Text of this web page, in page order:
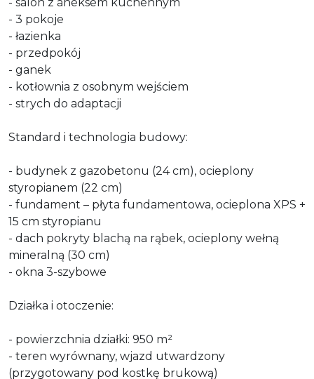
- 3 pokoje
- łazienka
- przedpokój
- ganek
- kotłownia z osobnym wejściem
- strych do adaptacji
Standard i technologia budowy:
- budynek z gazobetonu (24 cm), ocieplony
styropianem (22 cm)
- fundament – płyta fundamentowa, ocieplona XPS +
15 cm styropianu
- dach pokryty blachą na rąbek, ocieplony wełną
mineralną (30 cm)
- okna 3-szybowe
Działka i otoczenie:
- powierzchnia działki: 950 m²
- teren wyrównany, wjazd utwardzony
(przygotowany pod kostkę brukową)